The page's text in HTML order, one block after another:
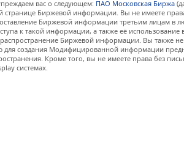
вас о следующем: ПАО Московская Биржа
странице Биржевой информации. Вы не имеете
Биржевой информации третьим лицам в
к такой информации, а также её
Биржевой информации. Вы также
создания Модифицированной информации
Кроме того, вы не имеете права без
системах.